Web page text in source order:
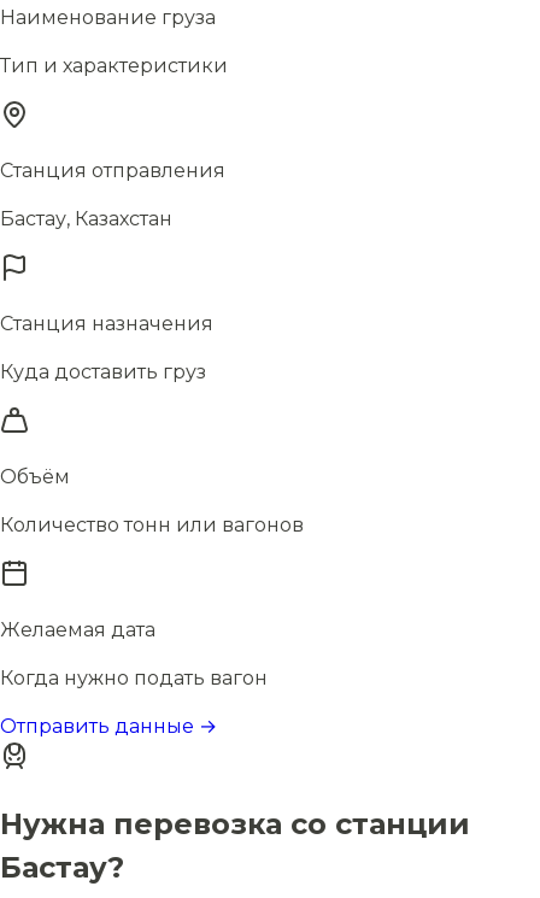
Наименование груза
Тип и характеристики
Станция отправления
Бастау, Казахстан
Станция назначения
Куда доставить груз
Объём
Количество тонн или вагонов
Желаемая дата
Когда нужно подать вагон
Отправить данные →
Нужна перевозка со станции
Бастау?